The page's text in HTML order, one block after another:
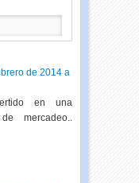
de 2014 a
en una
mercadeo..